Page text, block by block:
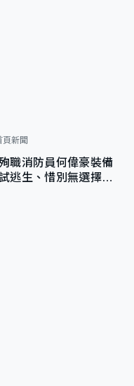
頁新聞
職消防員何偉豪裝備
逃生、惜別無選擇下